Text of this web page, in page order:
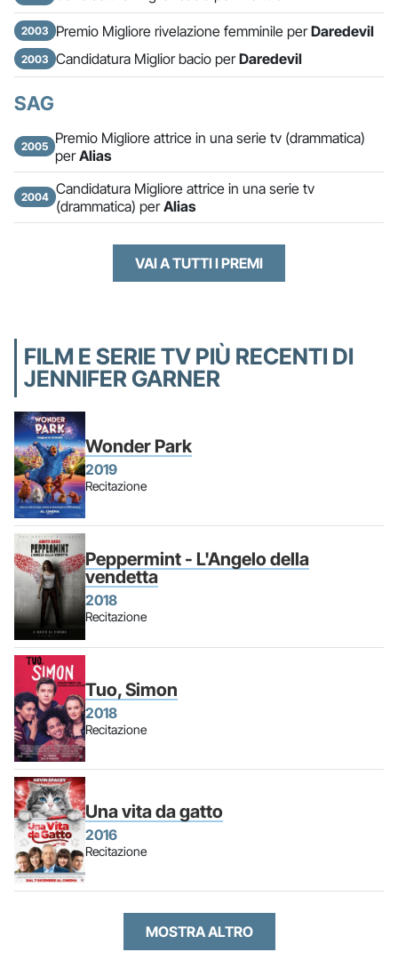
2003 Premio Migliore rivelazione femminile perDaredevil
2003 Candidatura Miglior bacio perDaredevil
SAG
2005
Premio Migliore attrice in una serie tv (drammatica)
perAlias
2004 Candidatura Migliore attrice in una serie tv
(drammatica) perAlias
VAI A TUTTI I PREMI
FILM E SERIE TV PIÙ RECENTI DI
JENNIFER GARNER
Wonder Park
2019
Recitazione
Peppermint - L'Angelo della
vendetta
2018
Recitazione
Tuo, Simon
2018
Recitazione
Una vita da gatto
2016
Recitazione
MOSTRA ALTRO